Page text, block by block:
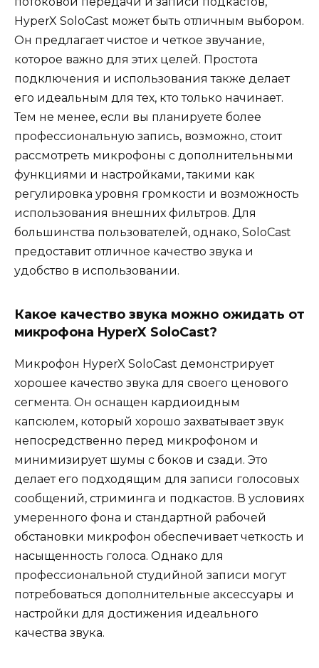
HyperX SoloCast может быть отличным выбором.
Он предлагает чистое и четкое звучание,
которое важно для этих целей. Простота
подключения и использования также делает
его идеальным для тех, кто только начинает.
Тем не менее, если вы планируете более
профессиональную запись, возможно, стоит
рассмотреть микрофоны с дополнительными
функциями и настройками, такими как
регулировка уровня громкости и возможность
использования внешних фильтров. Для
большинства пользователей, однако, SoloCast
предоставит отличное качество звука и
удобство в использовании.
Какое качество звука можно ожидать от
микрофона HyperX SoloCast?
Микрофон HyperX SoloCast демонстрирует
хорошее качество звука для своего ценового
сегмента. Он оснащен кардиоидным
капсюлем, который хорошо захватывает звук
непосредственно перед микрофоном и
минимизирует шумы с боков и сзади. Это
делает его подходящим для записи голосовых
сообщений, стриминга и подкастов. В условиях
умеренного фона и стандартной рабочей
обстановки микрофон обеспечивает четкость и
насыщенность голоса. Однако для
профессиональной студийной записи могут
потребоваться дополнительные аксессуары и
настройки для достижения идеального
качества звука.